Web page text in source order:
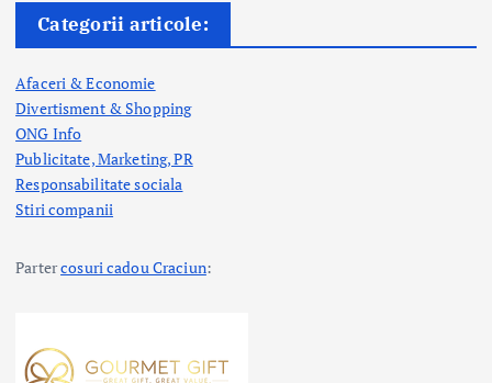
Categorii articole:
Afaceri & Economie
Divertisment & Shopping
ONG Info
Publicitate, Marketing, PR
Responsabilitate sociala
Stiri companii
Partercosuri cadou Craciun: